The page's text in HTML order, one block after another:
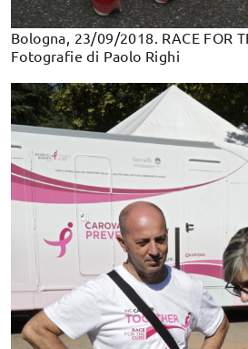
Bologna, 23/09/2018. RACE FOR
Fotografie di Paolo Righi